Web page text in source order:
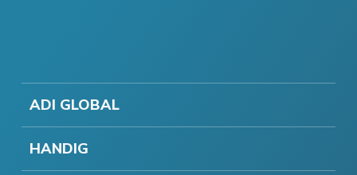
ADI GLOBAL
HANDIG